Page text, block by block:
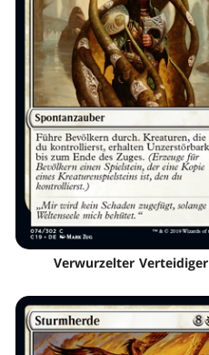
Verwurzelter Verteidiger